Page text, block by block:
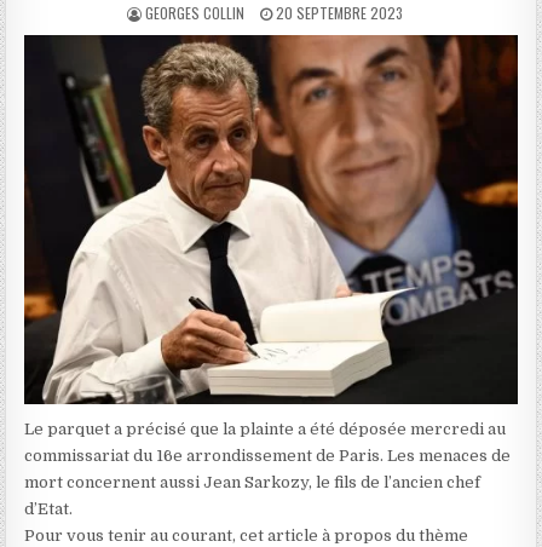
AUTHOR:
GEORGES COLLIN
PUBLISHED
DATE:
20 SEPTEMBRE 2023
Le parquet a précisé que la plainte a été déposée mercredi au
commissariat du 16e arrondissement de Paris. Les menaces de
mort concernent aussi Jean Sarkozy, le fils de l’ancien chef
d’Etat.
Pour vous tenir au courant, cet article à propos du thème